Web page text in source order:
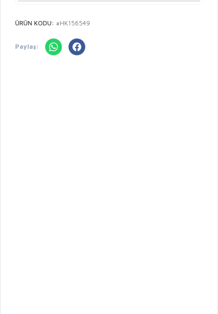
ÜRÜN KODU: #HK156549
Paylaş: